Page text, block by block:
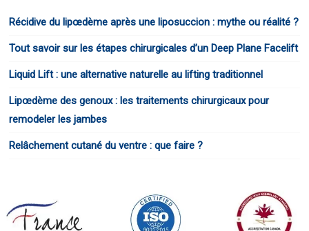
Récidive du lipœdème après une liposuccion : mythe ou réalité ?
Tout savoir sur les étapes chirurgicales d’un Deep Plane Facelift
Liquid Lift : une alternative naturelle au lifting traditionnel
Lipœdème des genoux : les traitements chirurgicaux pour
remodeler les jambes
Relâchement cutané du ventre : que faire ?